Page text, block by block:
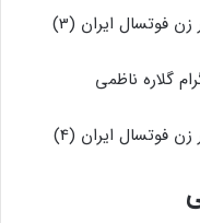
گلاره ناظمی